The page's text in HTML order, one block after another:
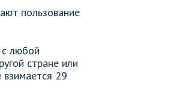
пользование
с любой
стране или
29